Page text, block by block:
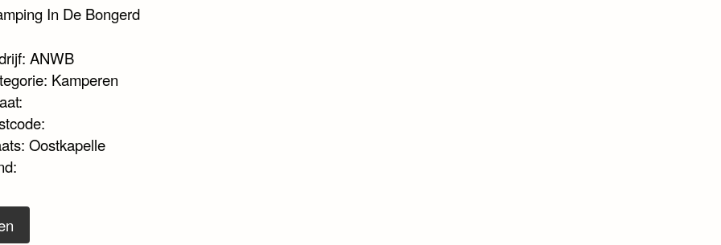
In De Bongerd
ANWB
Kamperen
Oostkapelle